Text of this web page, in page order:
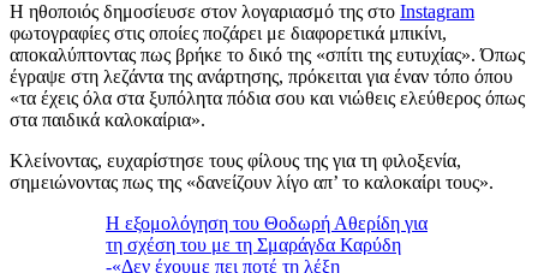
Η ηθοποιός δημοσίευσε στον λογαριασμό της στο Instagram
φωτογραφίες στις οποίες ποζάρει με διαφορετικά μπικίνι,
αποκαλύπτοντας πως βρήκε το δικό της «σπίτι της ευτυχίας». Όπως
έγραψε στη λεζάντα της ανάρτησης, πρόκειται για έναν τόπο όπου
«τα έχεις όλα στα ξυπόλητα πόδια σου και νιώθεις ελεύθερος όπως
στα παιδικά καλοκαίρια».
Κλείνοντας, ευχαρίστησε τους φίλους της για τη φιλοξενία,
σημειώνοντας πως της «δανείζουν λίγο απ’ το καλοκαίρι τους».
Η εξομολόγηση του Θοδωρή Αθερίδη για
τη σχέση του με τη Σμαράγδα Καρύδη
-«Δεν έχουμε πει ποτέ τη λέξη